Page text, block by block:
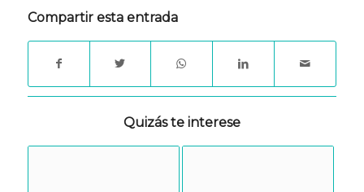
Compartir esta entrada
Quizás te interese